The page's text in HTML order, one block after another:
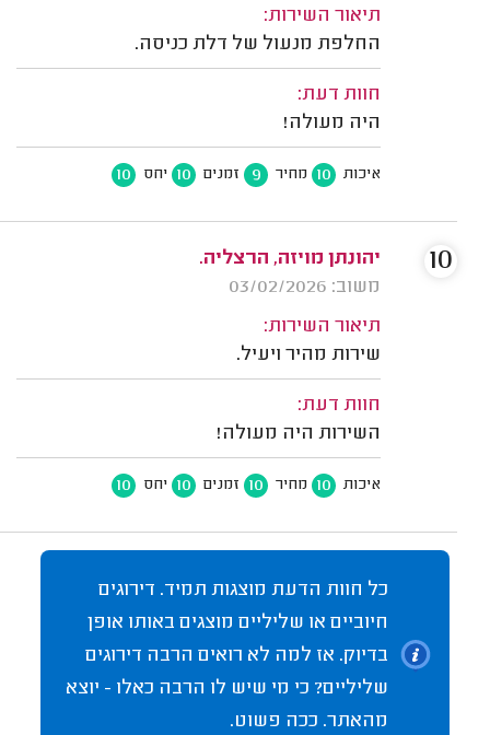
תיאור השירות:
החלפת מנעול של דלת כניסה.
חוות דעת:
היה מעולה!
איכות 10 מחיר 9 זמנים 10 יחס 10
יהונתן מויזה, הרצליה.
משוב: 03/02/2026
תיאור השירות:
שירות מהיר ויעיל.
חוות דעת:
השירות היה מעולה!
איכות 10 מחיר 10 זמנים 10 יחס 10
10
כל חוות הדעת מוצגות תמיד. דירוגים
חיוביים או שליליים מוצגים באותו אופן
בדיוק. אז למה לא רואים הרבה דירוגים
שליליים? כי מי שיש לו הרבה כאלו - יוצא
מהאתר. ככה פשוט.